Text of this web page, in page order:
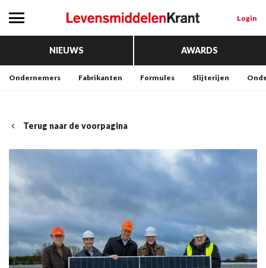
Login
NIEUWS AWARDS
Ondernemers Fabrikanten Formules Slijterijen
Terug naar de voorpagina